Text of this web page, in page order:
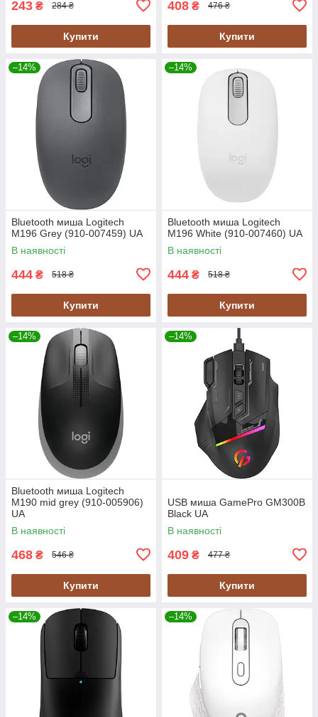
243 ₴ 284 ₴
Купити
408 ₴ 476 ₴
Купити
–14%
Bluetooth миша Logitech
M196 Grey (910-007459) UA
В наявності
444 ₴ 518 ₴
Купити
–14%
Bluetooth миша Logitech
M196 White (910-007460) UA
В наявності
444 ₴ 518 ₴
Купити
–14%
Bluetooth миша Logitech
M190 mid grey (910-005906)
UA
В наявності
468 ₴ 546 ₴
Купити
–14%
USB миша GamePro GM300B
Black UA
В наявності
409 ₴ 477 ₴
Купити
–14% –14%